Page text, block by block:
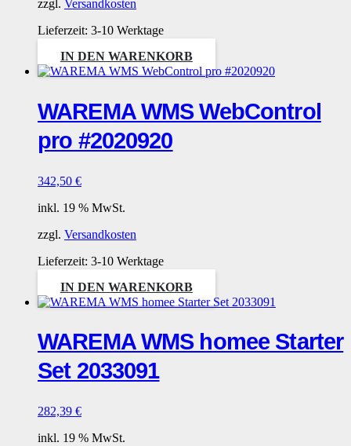
zzgl. Versandkosten
Lieferzeit: 3-10 Werktage
IN DEN WARENKORB
WAREMA WMS WebControl
pro #2020920
342,50 €
inkl. 19 % MwSt.
zzgl. Versandkosten
Lieferzeit: 3-10 Werktage
IN DEN WARENKORB
WAREMA WMS homee Starter
Set 2033091
282,39 €
inkl. 19 % MwSt.